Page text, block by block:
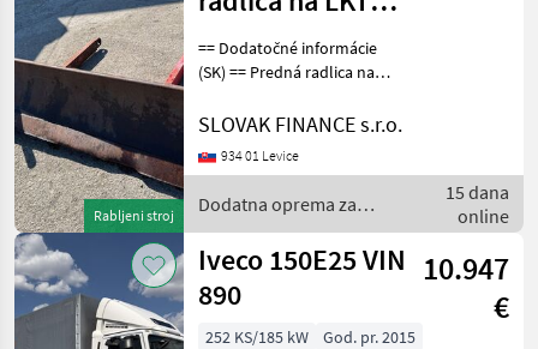
Rabljeni stroj
75/80 VIN 003
== Dodatočné informácie
(SK) == Predná radlica na
vonkajšie predné úchyty
úchyty šírka- 101, 5 CENA:
SLOVAK FINANCE s.r.o.
934 01 Levice
Dodatna oprema za
traktore / Sonstige
15 dana
online
Iveco 150E25 VIN
890
10.947
€
252 KS/185 kW
God. pr. 2015